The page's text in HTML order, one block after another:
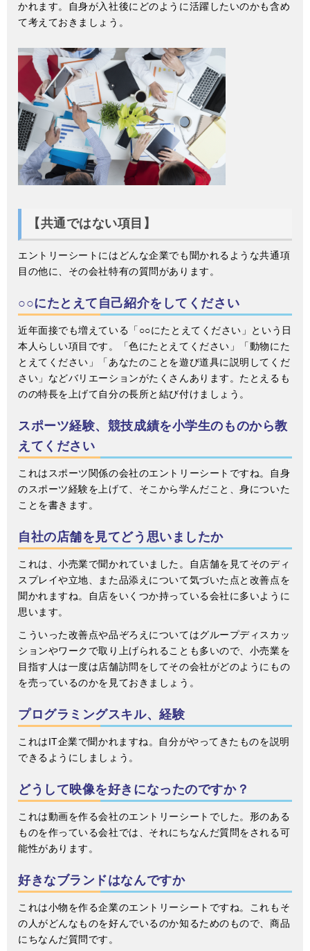
かれます。自身が入社後にどのように活躍したいのかも含め
て考えておきましょう。
【共通ではない項目】
エントリーシートにはどんな企業でも聞かれるような共通項
目の他に、その会社特有の質問があります。
○○にたとえて自己紹介をしてください
近年面接でも増えている「○○にたとえてください」という日
本人らしい項目です。「色にたとえてください」「動物にた
とえてください」「あなたのことを遊び道具に説明してくだ
さい」などバリエーションがたくさんあります。たとえるも
のの特長を上げて自分の長所と結び付けましょう。
スポーツ経験、競技成績を小学生のものから教
えてください
これはスポーツ関係の会社のエントリーシートですね。自身
のスポーツ経験を上げて、そこから学んだこと、身についた
ことを書きます。
自社の店舗を見てどう思いましたか
これは、小売業で聞かれていました。自店舗を見てそのディ
スプレイや立地、また品添えについて気づいた点と改善点を
聞かれますね。自店をいくつか持っている会社に多いように
思います。
こういった改善点や品ぞろえについてはグループディスカッ
ションやワークで取り上げられることも多いので、小売業を
目指す人は一度は店舗訪問をしてその会社がどのようにもの
を売っているのかを見ておきましょう。
プログラミングスキル、経験
これはIT企業で聞かれますね。自分がやってきたものを説明
できるようにしましょう。
どうして映像を好きになったのですか？
これは動画を作る会社のエントリーシートでした。形のある
ものを作っている会社では、それにちなんだ質問をされる可
能性があります。
好きなブランドはなんですか
これは小物を作る企業のエントリーシートですね。これもそ
の人がどんなものを好んでいるのか知るためのもので、商品
にちなんだ質問です。